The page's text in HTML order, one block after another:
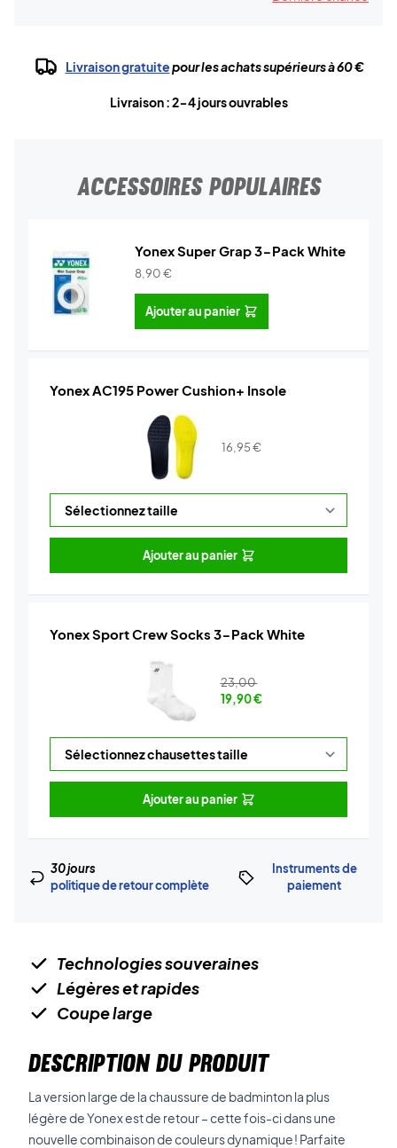
Livraison gratuitepour les achats supérieurs à 60 €
Livraison : 2-4 jours ouvrables
ACCESSOIRES POPULAIRES
Yonex Super Grap 3-Pack White
8,90€
Ajouter au panier
Yonex AC195 Power Cushion+ Insole
16,95€
Ajouter au panier
Yonex Sport Crew Socks 3-Pack White
23,00
19,90€
Ajouter au panier
30 jours
politique de retour complète
Instruments de
paiement
Technologies souveraines
Légères et rapides
Coupe large
DESCRIPTION DU PRODUIT
La version large de la chaussure de badminton la plus
légère de Yonex est de retour – cette fois-ci dans une
nouvelle combinaison de couleurs dynamique ! Parfaite